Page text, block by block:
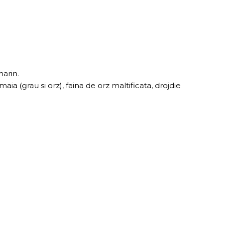
(grau si orz), faina de orz maltificata, drojdie